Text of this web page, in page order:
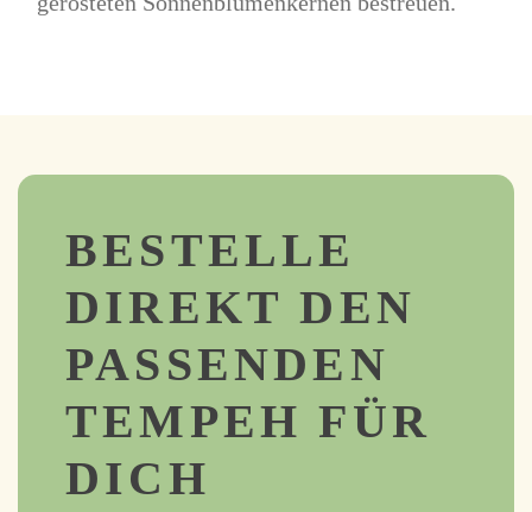
BESTELLE
DIREKT DEN
PASSENDEN
TEMPEH FÜR
DICH